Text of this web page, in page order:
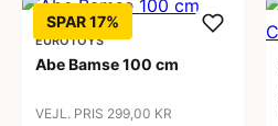
SPAR 17%
EUROTOYS
Abe Bamse 100 cm
VEJL. PRIS 299,00 KR